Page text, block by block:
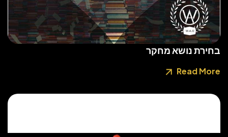
בחירת נושא מחקר
Read More